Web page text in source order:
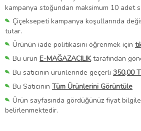
kampanya stoğundan maksimum 10 adet
Çiçeksepeti kampanya koşullarında
tutar.
Ürünün iade politikasını öğrenmek için
Bu ürün E-MAĞAZACILIKtarafından
Bu satıcının ürünlerinde geçerli 350,00
Bu Satıcının Tüm Ürünlerini Görüntüle
Ürün sayfasında gördüğünüz fiyat
belirlenmektedir.